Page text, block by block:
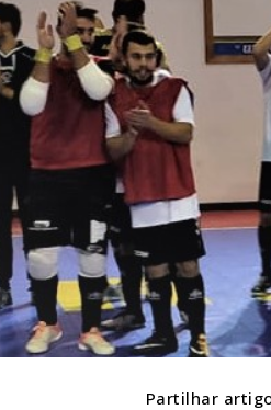
Partilhar